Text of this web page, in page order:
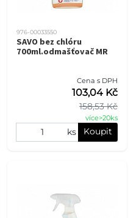
976-00033550
SAVO bez chlóru
700ml.odmašťovač MR
Cena s DPH
158,53 Kč
103,04 Kč
více>20ks
ks Koupit